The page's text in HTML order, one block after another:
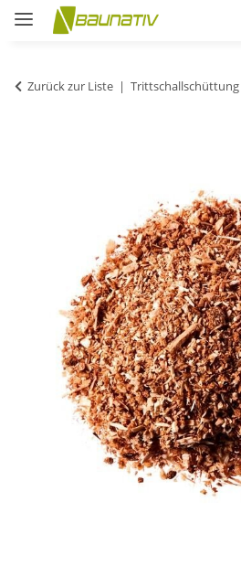
Zurück zur Liste Trittschallschüttung